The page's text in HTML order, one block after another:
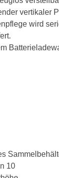
vertikaler
wird
10